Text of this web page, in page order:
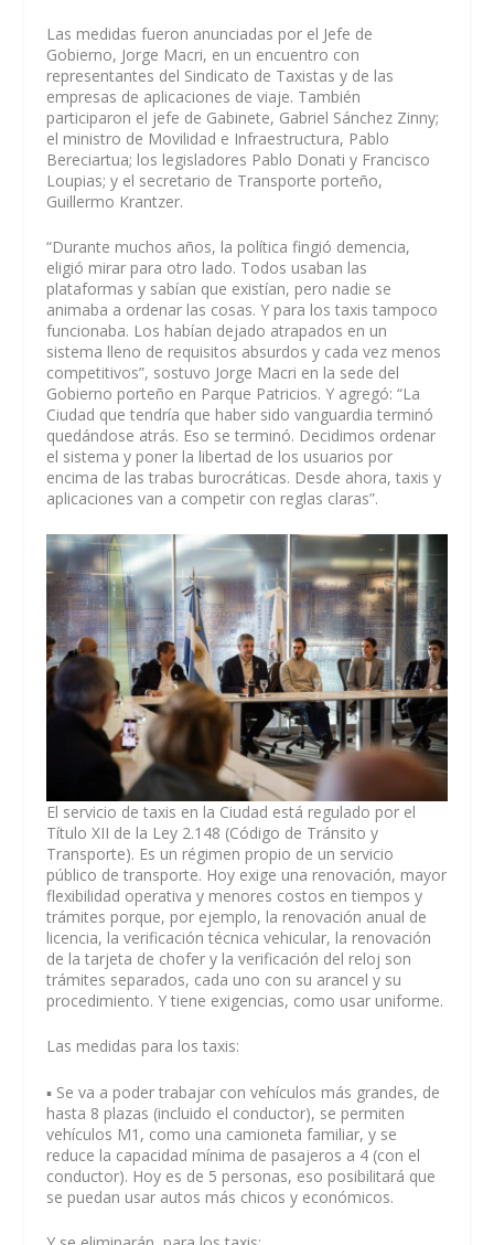
Las medidas fueron anunciadas por el Jefe de
Gobierno, Jorge Macri, en un encuentro con
representantes del Sindicato de Taxistas y de las
empresas de aplicaciones de viaje. También
participaron el jefe de Gabinete, Gabriel Sánchez Zinny;
el ministro de Movilidad e Infraestructura, Pablo
Bereciartua; los legisladores Pablo Donati y Francisco
Loupias; y el secretario de Transporte porteño,
Guillermo Krantzer.
“Durante muchos años, la política fingió demencia,
eligió mirar para otro lado. Todos usaban las
plataformas y sabían que existían, pero nadie se
animaba a ordenar las cosas. Y para los taxis tampoco
funcionaba. Los habían dejado atrapados en un
sistema lleno de requisitos absurdos y cada vez menos
competitivos”, sostuvo Jorge Macri en la sede del
Gobierno porteño en Parque Patricios. Y agregó: “La
Ciudad que tendría que haber sido vanguardia terminó
quedándose atrás. Eso se terminó. Decidimos ordenar
el sistema y poner la libertad de los usuarios por
encima de las trabas burocráticas. Desde ahora, taxis y
aplicaciones van a competir con reglas claras”.
El servicio de taxis en la Ciudad está regulado por el
Título XII de la Ley 2.148 (Código de Tránsito y
Transporte). Es un régimen propio de un servicio
público de transporte. Hoy exige una renovación, mayor
flexibilidad operativa y menores costos en tiempos y
trámites porque, por ejemplo, la renovación anual de
licencia, la verificación técnica vehicular, la renovación
de la tarjeta de chofer y la verificación del reloj son
trámites separados, cada uno con su arancel y su
procedimiento. Y tiene exigencias, como usar uniforme.
Las medidas para los taxis:
▪️ Se va a poder trabajar con vehículos más grandes, de
hasta 8 plazas (incluido el conductor), se permiten
vehículos M1, como una camioneta familiar, y se
reduce la capacidad mínima de pasajeros a 4 (con el
conductor). Hoy es de 5 personas, eso posibilitará que
se puedan usar autos más chicos y económicos.